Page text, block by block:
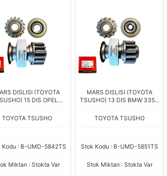
DISLISI (TOYOTA
15 DIS OPEL
CORSA C - MOKKA -
TOYOTA TSUSHO
Kodu : B-UMD-5842TS
Miktarı : Stokta Var
MARS DISLISI (TOYOTA
TSUSHO) 13 DIS BMW 335 -
X5 3.0L (UMM-3527)
TOYOTA TSUSHO
Stok Kodu : B-UMD-5851TS
Stok Miktarı : Stokta Var